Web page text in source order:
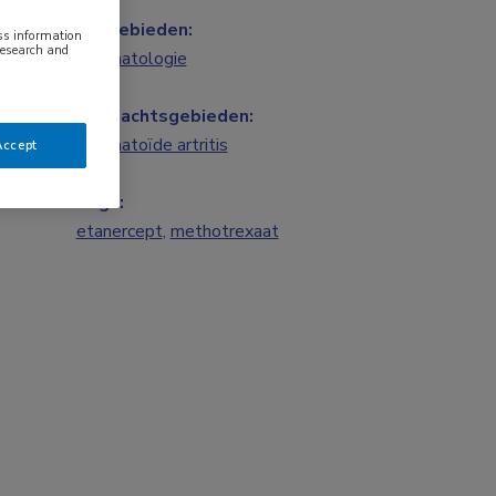
Vakgebieden:
Reumatologie
Aandachtsgebieden:
Reumatoïde artritis
Tags:
etanercept, methotrexaat
information
and